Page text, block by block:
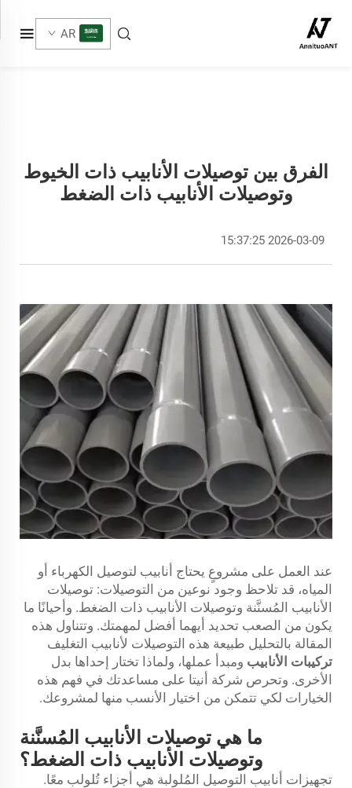
AR
الفرق بين توصيلات الأنابيب ذات الخيوط
وتوصيلات الأنابيب ذات الضغط
2026-03-09 15:37:25
عند العمل على مشروعٍ يحتاج أنابيب لتوصيل الكهرباء أو
المياه، قد تلاحظ وجود نوعين من التوصيلات: توصيلات
الأنابيب المُسنَّنة وتوصيلات الأنابيب ذات الضغط. وأحيانًا ما
يكون من الصعب تحديد أيهما أفضل لمهمتك. وتتناول هذه
المقالة بالتحليل طبيعة هذه التوصيلات لأنابيب التغليف
تركيبات الأنابيب ومبدأ عملها، ولماذا تختار إحداها بدل
الأخرى. وتحرص شركة أنيتا على مساعدتك في فهم هذه
الخيارات لكي تتمكن من اختيار الأنسب منها لمشروعك.
ما هي توصيلات الأنابيب المُسنَّنة
وتوصيلات الأنابيب ذات الضغط؟
تجهيزات أنابيب التوصيل المُلولبة هي أجزاء تُلولب معًا.